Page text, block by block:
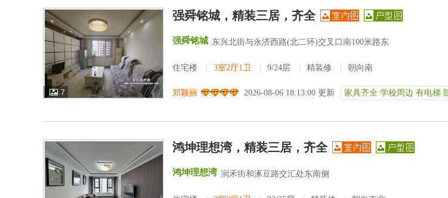
7
强舜铭城，精装三居，齐全
强舜铭城 东兴北街与永济西路(北二环)交叉口南100米路东
住宅楼 3室2厅1卫 9/24层 精装修 朝向南
郑颖丽 2026-08-06 18:13:00 更新 家具齐全 学校周边 有电梯
鸿坤理想湾，精装三居，齐全
鸿坤理想湾 润禾街和涿豆路交汇处东南侧